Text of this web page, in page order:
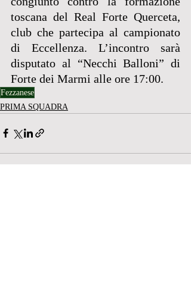
toscana del Real Forte Querceta,
club che partecipa al campionato
di Eccellenza. L’incontro sarà
disputato al “Necchi Balloni” di
Forte dei Marmi alle ore 17:00.
Fezzanese
PRIMA SQUADRA